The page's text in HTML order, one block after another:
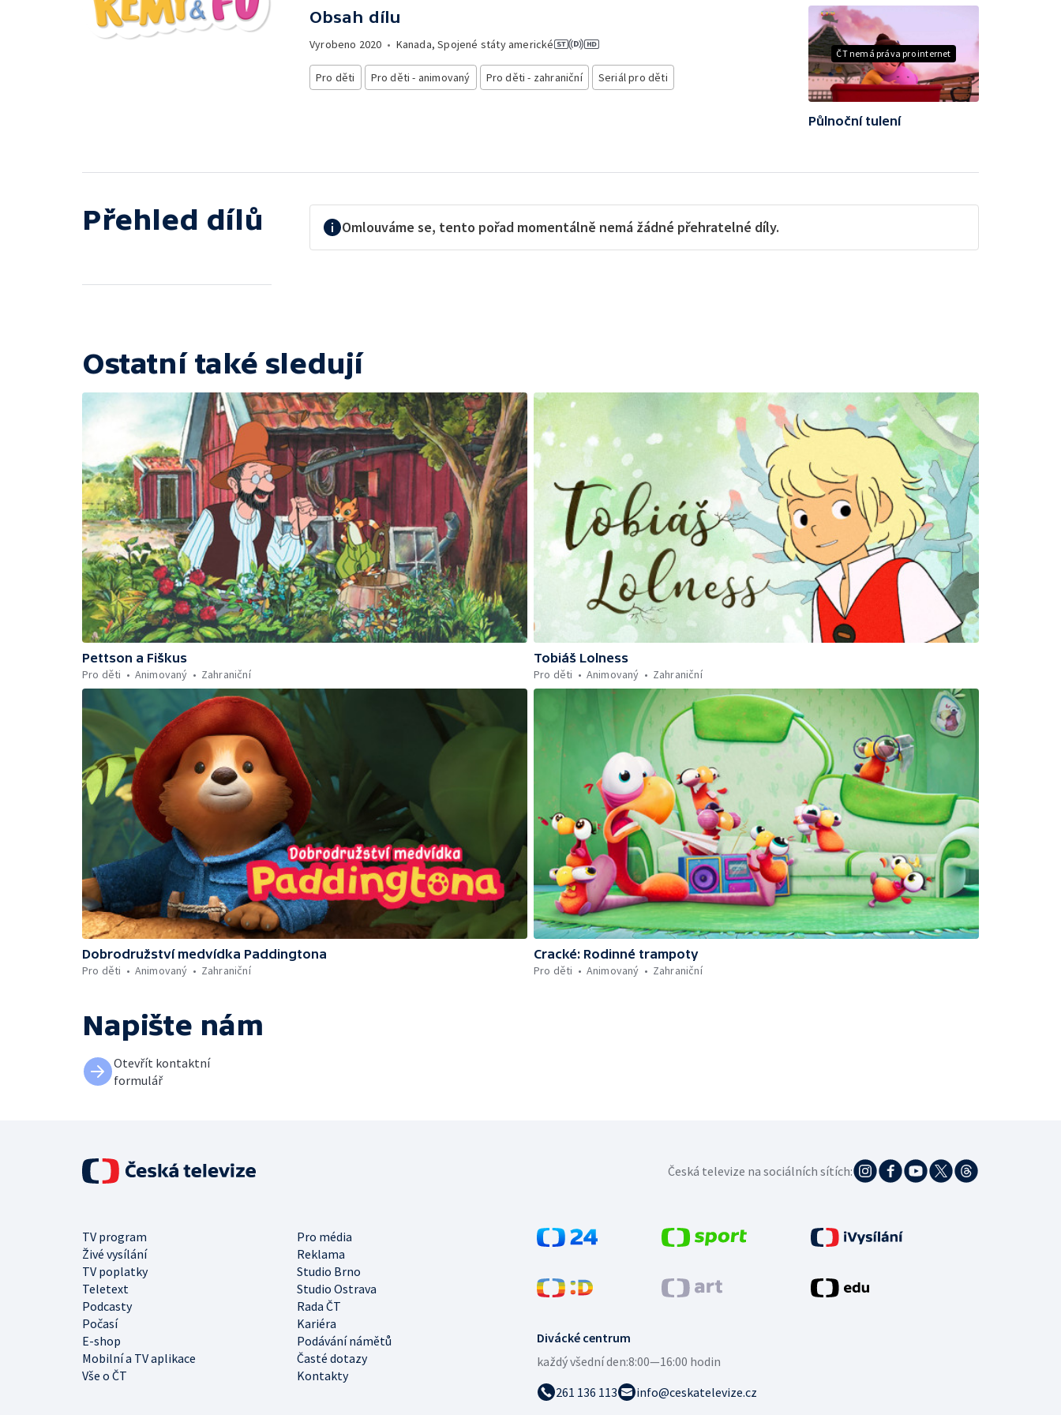
Obsah dílu
Vyrobeno 2020 • Kanada, Spojené státy americké
Pro děti Pro děti - animovaný Pro děti - zahraniční Seriál pro děti
ČT nemá práva pro internet
Půlnoční tulení
Přehled dílů Omlouváme se, tento pořad momentálně nemá žádné přehratelné díly.
Ostatní také sledují
Pettson a Fiškus
Pro děti
Animovaný Zahraniční
Tobiáš Lolness
Pro děti
Animovaný Zahraniční
Dobrodružství medvídka Paddingtona
Pro děti
Animovaný Zahraniční
Cracké: Rodinné trampoty
Pro děti
Animovaný Zahraniční
Napište nám
Otevřít kontaktní
formulář
Divácké centrum
každý všední den:8:00—16:00 hodin
261 136 113
info@ceskatelevize.cz
TV program
Pro média
Živé vysílání
Reklama
TV poplatky
Studio Brno
Teletext
Studio Ostrava
Podcasty
Rada ČT
Počasí
Kariéra
E-shop
Podávání námětů
Mobilní a TV aplikace
Časté dotazy
Vše o ČT
Kontakty
Česká televize na sociálních sítích: